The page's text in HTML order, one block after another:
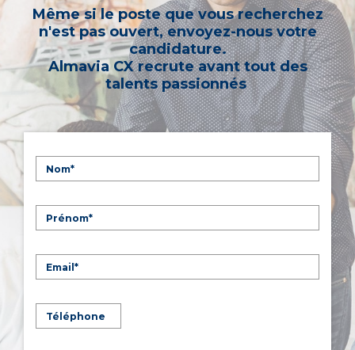
Même si le poste que vous recherchez
n'est pas ouvert, envoyez-nous votre
candidature.
Almavia CX recrute avant tout des
talents passionnés